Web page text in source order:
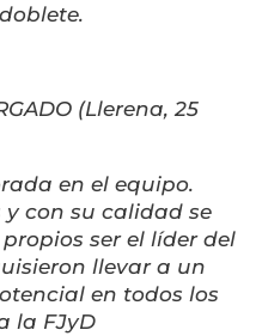
(Llerena, 25
en el equipo.
y con su calidad se
ser el líder del
llevar a un
en todos los
la FJyD